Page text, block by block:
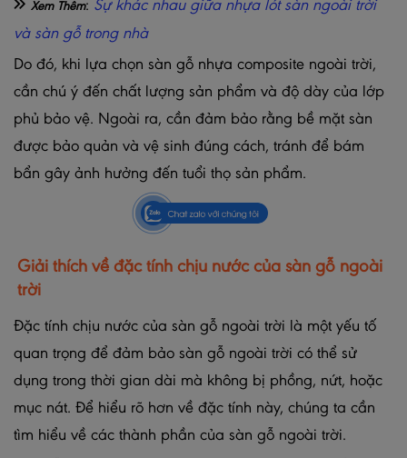
Xem Thêm: Sự khác nhau giữa nhựa lót sàn ngoài trời
và sàn gỗ trong nhà
Do đó, khi lựa chọn sàn gỗ nhựa composite ngoài trời,
cần chú ý đến chất lượng sản phẩm và độ dày của lớp
phủ bảo vệ. Ngoài ra, cần đảm bảo rằng bề mặt sàn
được bảo quản và vệ sinh đúng cách, tránh để bám
bẩn gây ảnh hưởng đến tuổi thọ sản phẩm.
Giải thích về đặc tính chịu nước của sàn gỗ ngoài
trời
Đặc tính chịu nước của sàn gỗ ngoài trời là một yếu tố
quan trọng để đảm bảo sàn gỗ ngoài trời có thể sử
dụng trong thời gian dài mà không bị phồng, nứt, hoặc
mục nát. Để hiểu rõ hơn về đặc tính này, chúng ta cần
tìm hiểu về các thành phần của sàn gỗ ngoài trời.